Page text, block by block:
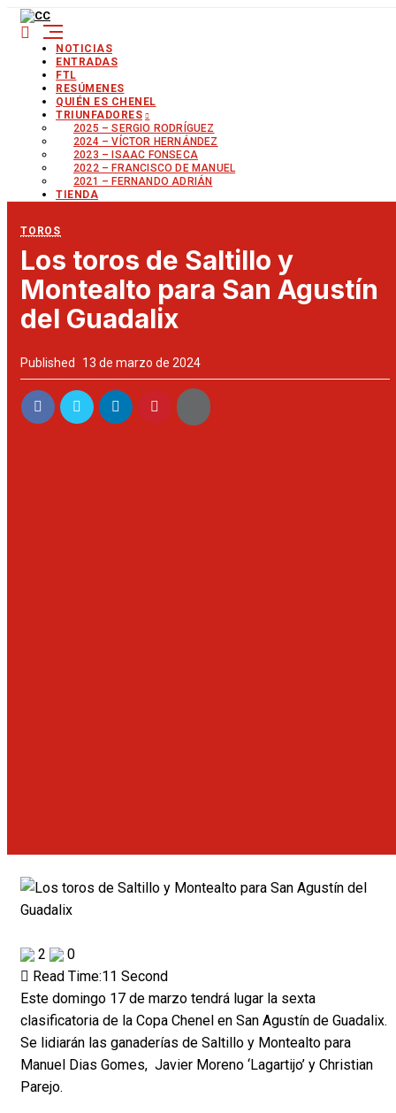
NOTICIAS
ENTRADAS
FTL
RESÚMENES
QUIÉN ES CHENEL
TRIUNFADORES
2025 – SERGIO RODRÍGUEZ
2024 – VÍCTOR HERNÁNDEZ
2023 – ISAAC FONSECA
2022 – FRANCISCO DE MANUEL
2021 – FERNANDO ADRIÁN
TIENDA
TOROS
Los toros de Saltillo y
Montealto para San Agustín
del Guadalix
Published 13 de marzo de 2024
2
0
Read Time:11 Second
Este domingo 17 de marzo tendrá lugar la sexta
clasificatoria de la Copa Chenel en San Agustín de Guadalix.
Se lidiarán las ganaderías de Saltillo y Montealto para
Manuel Dias Gomes, Javier Moreno ‘Lagartijo’ y Christian
Parejo.